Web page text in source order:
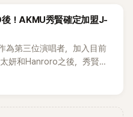
代代表之一。
！AKMU秀賢確定加盟J-
為第三位演唱者，加入目前
妍和Hanroro之後，秀賢已
於近期完成錄音。